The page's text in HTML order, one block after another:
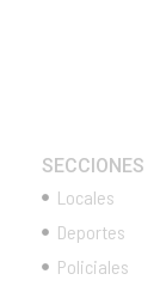
SECCIONES
Locales
Deportes
Policiales